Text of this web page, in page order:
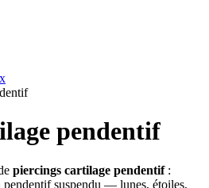
pendentif
piercings cartilage pendentif:
pendentif suspendu — lunes, étoiles,